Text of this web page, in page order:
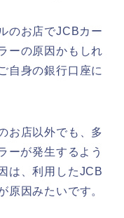
のお店でJCBカー
ーの原因かもしれ
自身の銀行口座に
お店以外でも、多
ーが発生するよう
は、利用したJCB
原因みたいです。